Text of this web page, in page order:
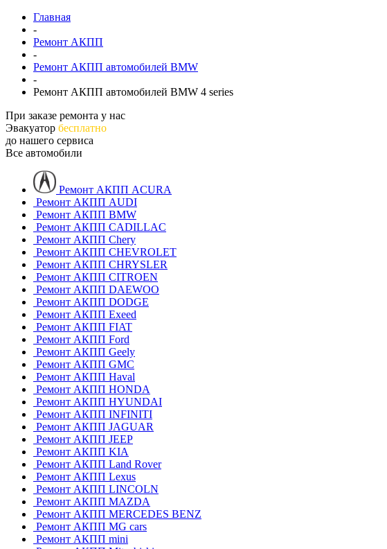
Главная
-
Ремонт АКПП
-
Ремонт АКПП автомобилей BMW
-
Ремонт АКПП автомобилей BMW 4 series
При заказе ремонта у нас
Эвакуатор бесплатно
до нашего сервиса
Все автомобили
Ремонт АКПП ACURA
Ремонт АКПП AUDI
Ремонт АКПП BMW
Ремонт АКПП CADILLAC
Ремонт АКПП Chery
Ремонт АКПП CHEVROLET
Ремонт АКПП CHRYSLER
Ремонт АКПП CITROEN
Ремонт АКПП DAEWOO
Ремонт АКПП DODGE
Ремонт АКПП Exeed
Ремонт АКПП FIAT
Ремонт АКПП Ford
Ремонт АКПП Geely
Ремонт АКПП GMC
Ремонт АКПП Haval
Ремонт АКПП HONDA
Ремонт АКПП HYUNDAI
Ремонт АКПП INFINITI
Ремонт АКПП JAGUAR
Ремонт АКПП JEEP
Ремонт АКПП KIA
Ремонт АКПП Land Rover
Ремонт АКПП Lexus
Ремонт АКПП LINCOLN
Ремонт АКПП MAZDA
Ремонт АКПП MERCEDES BENZ
Ремонт АКПП MG cars
Ремонт АКПП mini